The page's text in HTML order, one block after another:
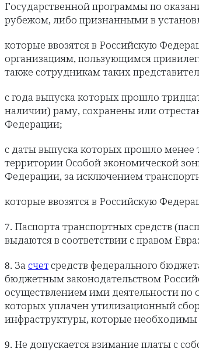
Государственной программы по
рубежом, либо признанными в
которые ввозятся в Российскую
организациям, пользующимся
также сотрудникам таких
с года выпуска которых прошло
наличии) раму, сохранены или
Федерации;
с даты выпуска которых прошло
территории Особой экономической
Федерации, за исключением
которые ввозятся в Российскую
7. Паспорта транспортных средств
выдаются в соответствии с правом
8. За счет средств федерального
бюджетным законодательством
осуществлением ими деятельности
которых уплачен утилизационный
инфраструктуры, которые необходимы
9. Не допускается взимание платы с